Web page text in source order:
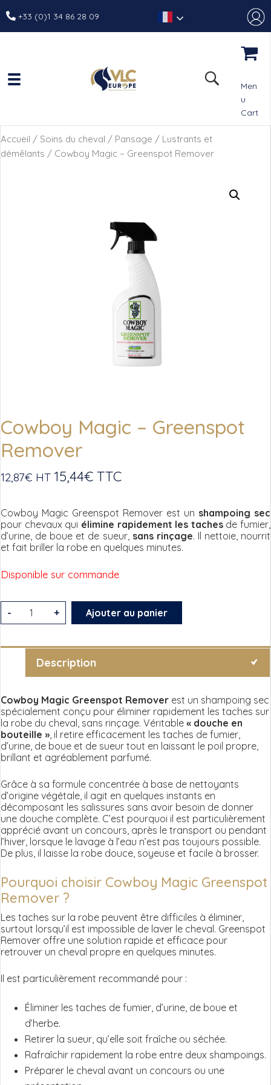
+33 (0)1 34 86 28 09
Men
u
Cart
Accueil / Soins du cheval / Pansage / Lustrants et
démêlants / Cowboy Magic – Greenspot Remover
Cowboy Magic – Greenspot
Remover
12,87€ HT 15,44€ TTC
Cowboy Magic Greenspot Remover est un shampoing sec
pour chevaux qui élimine rapidement les tachesde fumier,
d’urine, de boue et de sueur, sans rinçage. Il nettoie, nourrit
et fait briller la robe en quelques minutes.
Disponible sur commande
quantité
de
Cowboy
Greenspot
Remover
- + Ajouter au panier
Description
Cowboy Magic Greenspot Remover est un shampoing sec
spécialement conçu pour éliminer rapidement les taches sur
la robe du cheval, sans rinçage. Véritable « douche en
bouteille », il retire efficacement les taches de fumier,
d’urine, de boue et de sueur tout en laissant le poil propre,
brillant et agréablement parfumé.
Grâce à sa formule concentrée à base de nettoyants
d’origine végétale, il agit en quelques instants en
décomposant les salissures sans avoir besoin de donner
une douche complète. C’est pourquoi il est particulièrement
apprécié avant un concours, après le transport ou pendant
l’hiver, lorsque le lavage à l’eau n’est pas toujours possible.
De plus, il laisse la robe douce, soyeuse et facile à brosser.
Pourquoi choisir Cowboy Magic Greenspot
Remover ?
Les taches sur la robe peuvent être difficiles à éliminer,
surtout lorsqu’il est impossible de laver le cheval. Greenspot
Remover offre une solution rapide et efficace pour
retrouver un cheval propre en quelques minutes.
Il est particulièrement recommandé pour :
Éliminer les taches de fumier, d’urine, de boue et
d’herbe.
Retirer la sueur, qu’elle soit fraîche ou séchée.
Rafraîchir rapidement la robe entre deux shampoings.
Préparer le cheval avant un concours ou une